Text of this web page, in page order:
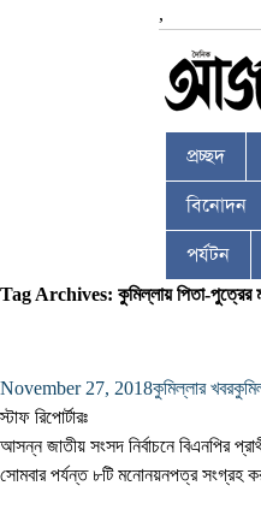
,
প্রচ্ছদ
বিনোদন
পর্যটন
Tag Archives: কুমিল্লায় পিতা-পুত্রের
November 27, 2018কুমিল্লার খবর
স্টাফ রিপোর্টারঃ
আসন্ন জাতীয় সংসদ নির্বাচনে বিএনপির
সোমবার পর্যন্ত ৮টি মনোনয়নপত্র সংগ্রহ